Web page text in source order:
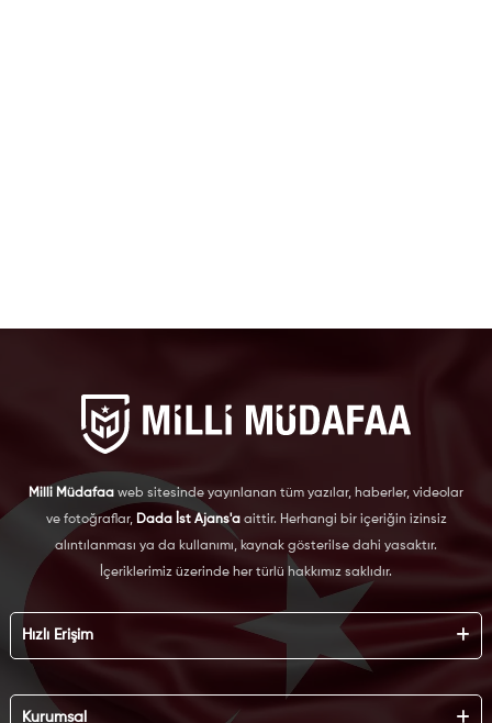
Milli Müdafaa web sitesinde yayınlanan tüm yazılar, haberler, videolar
ve fotoğraflar, Dada İst Ajans'aaittir. Herhangi bir içeriğin izinsiz
alıntılanması ya da kullanımı, kaynak gösterilse dahi yasaktır.
İçeriklerimiz üzerinde her türlü hakkımız saklıdır.
Hızlı Erişim
Künye
Kurumsal